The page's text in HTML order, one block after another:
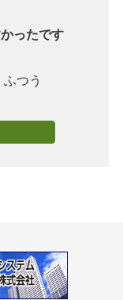
ったです
ふつう